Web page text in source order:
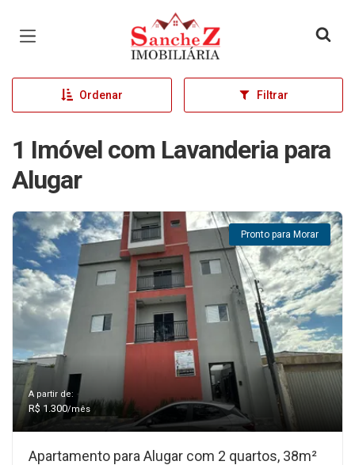
Página inicial
Ordenar Filtrar
1 Imóvel com Lavanderia para
Alugar
Pronto para Morar
A partir de:
R$ 1.300/mês
Apartamento para Alugar com 2 quartos, 38m²